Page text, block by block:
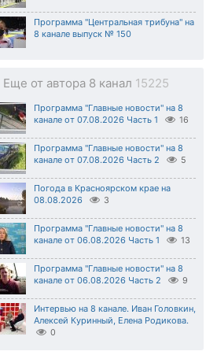
Программа "Центральная трибуна" на
8 канале выпуск № 150
Еще от автора 8 канал 15225
Программа "Главные новости" на 8
канале от 07.08.2026 Часть 1
16
Программа "Главные новости" на 8
канале от 07.08.2026 Часть 2
5
Погода в Красноярском крае на
08.08.2026
3
Программа "Главные новости" на 8
канале от 06.08.2026 Часть 1
13
Программа "Главные новости" на 8
канале от 06.08.2026 Часть 2
9
Интервью на 8 канале. Иван Головкин,
Алексей Куринный, Елена Родикова.
0